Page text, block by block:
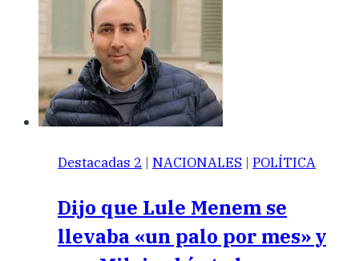
Destacadas 2 | NACIONALES | POLÍTICA
Dijo que Lule Menem se
llevaba «un palo por mes» y